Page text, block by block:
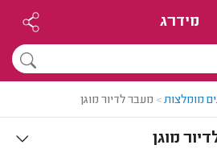
מידרג
מומלצות> מעבר לדיור מוגן
מוגן